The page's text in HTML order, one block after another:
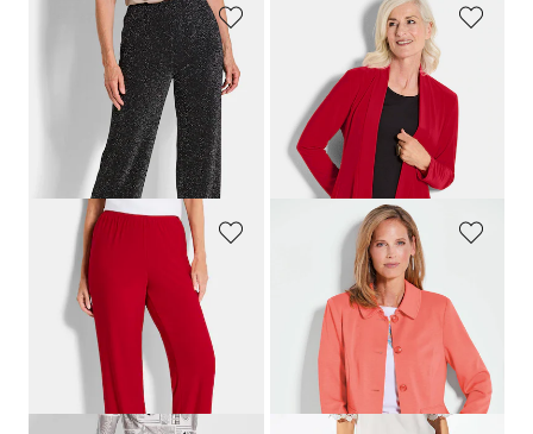
119,95 €
Laagste prijs van de afgelopen 30
dagen**: 99,95 € (-10%)
Soepelvallend, lang jersey jasje
119,95 €
GOLDNER
Comfortabele slinky broek VERA
Licht jack in glanzende look
99,95 €169,95 €
Laagste prijs van de afgelopen 30
dagen**: 109,95 € (-9%)